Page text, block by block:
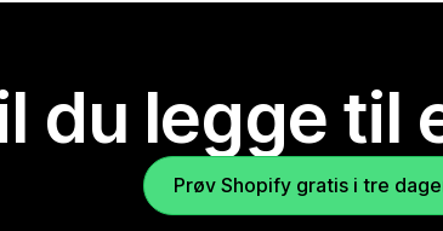
du legge til
Prøv Shopify gratis i tre